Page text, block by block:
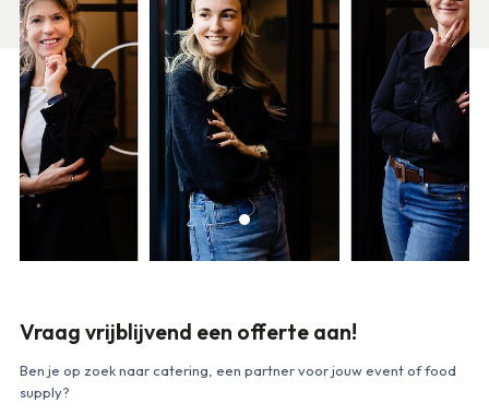
Vraag vrijblijvend een offerte aan!
Ben je op zoek naar catering, een partner voor jouw event of food
supply?